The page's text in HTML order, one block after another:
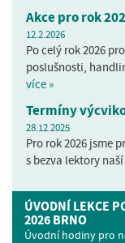
Akce pro rok
12.2.2026
Po celý rok 2026
poslušnosti,
více »
Termíny
28.12.2025
Pro rok 2026 jsme
s bezva lektory
ÚVODNÍ LEKCE
2026 BRNO
Úvodní hodiny pro